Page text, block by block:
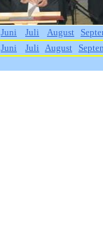
Juni Juli August
Juni Juli August